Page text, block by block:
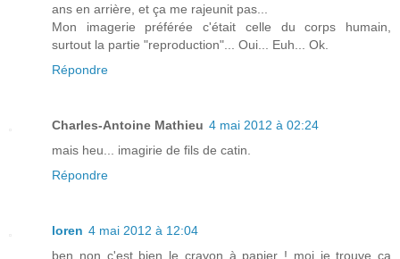
ans en arrière, et ça me rajeunit pas...
Mon imagerie préférée c'était celle du corps humain,
surtout la partie "reproduction"... Oui... Euh... Ok.
Répondre
Charles-Antoine Mathieu 4 mai 2012 à 02:24
mais heu... imagirie de fils de catin.
Répondre
loren 4 mai 2012 à 12:04
ben non c'est bien le crayon à papier ! moi je trouve ça